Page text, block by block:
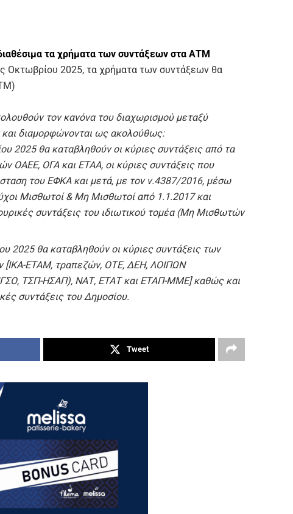
τα χρήματα των συντάξεων στα ΑΤΜ
Οκτωβρίου 2025, τα χρήματα των συντάξεων θα
τον κανόνα του διαχωρισμού μεταξύ
διαμορφώνονται ως ακολούθως:
2025 θα καταβληθούν οι κύριες συντάξεις από τα
ΟΑΕΕ, ΟΓΑ και ΕΤΑΑ, οι κύριες συντάξεις που
του ΕΦΚΑ και μετά, με τον ν.4387/2016, μέσω
Μισθωτοί & Μη Μισθωτοί από 1.1.2017 και
συντάξεις του ιδιωτικού τομέα (Μη Μισθωτών
2025 θα καταβληθούν οι κύριες συντάξεις των
[ΙΚΑ-ΕΤΑΜ, τραπεζών, ΟΤΕ, ΔΕΗ, ΛΟΙΠΩΝ
ΤΣΠ-ΗΣΑΠ), ΝΑΤ, ΕΤΑΤ και ΕΤΑΠ-ΜΜΕ] καθώς και
συντάξεις του Δημοσίου.
Tweet